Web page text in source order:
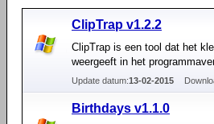
ClipTrap v1.2.2
ClipTrap is een tool dat het
weergeeft in het
Update datum:13-02-2015
Birthdays v1.1.0